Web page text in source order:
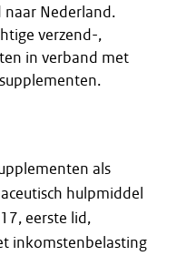
Nederland.
verzend-,
in verband met
als
hulpmiddel
eerste lid,
inkomstenbelasting